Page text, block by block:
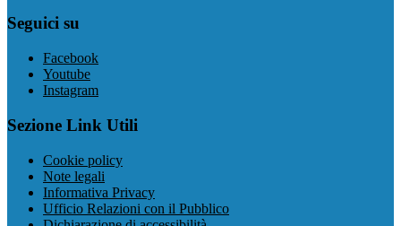
Seguici su
Facebook
Youtube
Instagram
Sezione Link Utili
Cookie policy
Note legali
Informativa Privacy
Ufficio Relazioni con il Pubblico